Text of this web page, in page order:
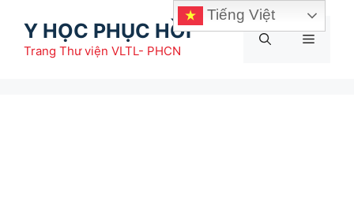
Y HỌC PHỤC HỒI
Trang Thư viện VLTL- PHCN
Menu
Tiếng Việt